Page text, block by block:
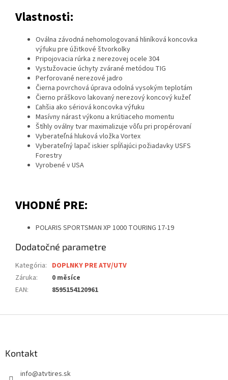
Vlastnosti:
Oválna závodná nehomologovaná hliníková koncovka
výfuku pre úžitkové štvorkolky
Pripojovacia rúrka z nerezovej ocele 304
Vystužovacie úchyty zvárané metódou TIG
Perforované nerezové jadro
Čierna povrchová úprava odolná vysokým teplotám
Čierno práškovo lakovaný nerezový koncový kužeľ
Ľahšia ako sériová koncovka výfuku
Masívny nárast výkonu a krútiaceho momentu
Štíhly oválny tvar maximalizuje vôľu pri propérovaní
Vyberateľná hluková vložka Vortex
Vyberateľný lapač iskier spĺňajúci požiadavky USFS
Forestry
Vyrobené v USA
VHODNÉ PRE:
POLARIS SPORTSMAN XP 1000 TOURING 17-19
Dodatočné parametre
Kategória: DOPLNKY PRE ATV/UTV
Záruka:
0 měsíce
EAN: 8595154120961
Kontakt
info@atvtires.sk